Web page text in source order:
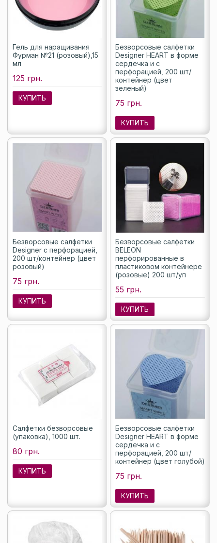
Гель для наращивания
Фурман №21 (розовый),15
мл
125 грн.
КУПИТЬ
Безворсовые салфетки
Designer HEART в форме
сердечка и с
перфорацией, 200 шт/
контейнер (цвет
зеленый)
75 грн.
КУПИТЬ
Безворсовые салфетки
Designer с перфорацией,
200 шт/контейнер (цвет
розовый)
75 грн.
КУПИТЬ
Безворсовые салфетки
BELEON
перфорированные в
пластиковом контейнере
(розовые) 200 шт/уп
55 грн.
КУПИТЬ
Салфетки безворсовые
(упаковка), 1000 шт.
80 грн.
КУПИТЬ
Безворсовые салфетки
Designer HEART в форме
сердечка и с
перфорацией, 200 шт/
контейнер (цвет голубой)
75 грн.
КУПИТЬ